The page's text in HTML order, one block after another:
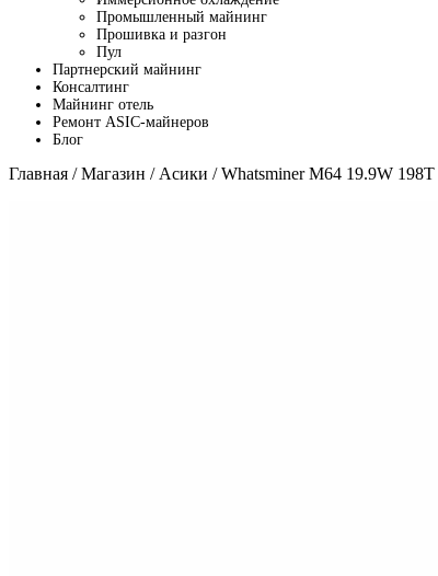
Промышленный майнинг
Прошивка и разгон
Пул
Партнерский майнинг
Консалтинг
Майнинг отель
Ремонт ASIC-майнеров
Блог
Главная /Магазин / Асики / Whatsminer M64 19.9W 198T